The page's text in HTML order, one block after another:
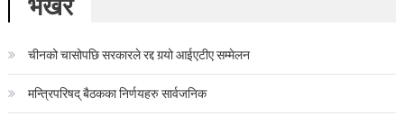
चीनको चासोपछि सरकारले रद्द गर्‍यो आईएटीए सम्मेलन
मन्त्रिपरिषद् बैठकका निर्णयहरु सार्वजनिक